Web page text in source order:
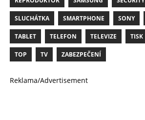
SLUCHÁTKA SMARTPHONE SONY
TABLET TELEFON TELEVIZE TISK
TOP TV ZABEZPEČENÍ
Reklama/Advertisement